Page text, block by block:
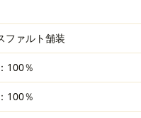
ファルト舗装
100％
100％